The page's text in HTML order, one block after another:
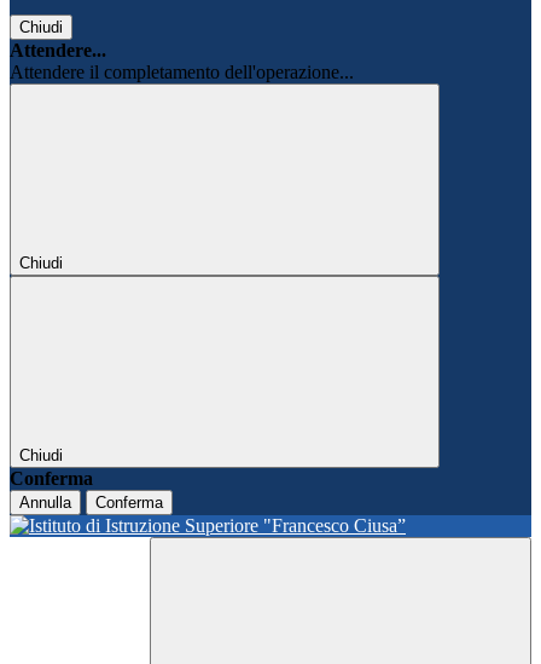
Chiudi
Attendere...
Attendere il completamento dell'operazione...
Chiudi
Chiudi
Conferma
Annulla Conferma